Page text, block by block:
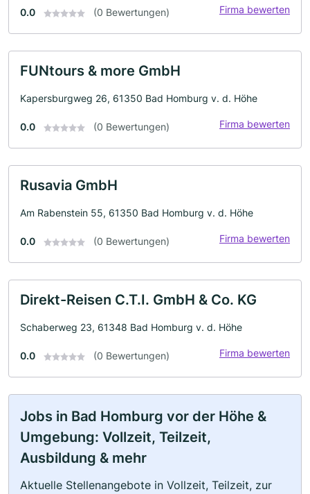
0.0 (0 Bewertungen) Firma bewerten
FUNtours & more GmbH
Kapersburgweg 26, 61350 Bad Homburg v. d. Höhe
0.0 (0 Bewertungen) Firma bewerten
Rusavia GmbH
Am Rabenstein 55, 61350 Bad Homburg v. d. Höhe
0.0 (0 Bewertungen) Firma bewerten
Direkt-Reisen C.T.I. GmbH & Co. KG
Schaberweg 23, 61348 Bad Homburg v. d. Höhe
0.0 (0 Bewertungen) Firma bewerten
Jobs in Bad Homburg vor der Höhe &
Umgebung: Vollzeit, Teilzeit,
Ausbildung & mehr
Aktuelle Stellenangebote in Vollzeit, Teilzeit, zur